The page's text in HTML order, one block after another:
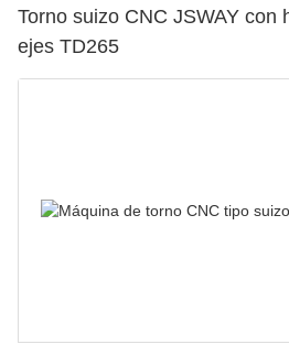
Torno suizo CNC JSWAY con
ejes TD265